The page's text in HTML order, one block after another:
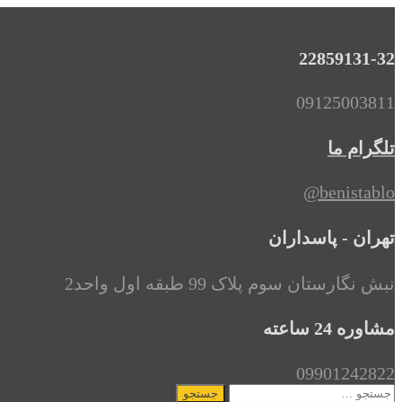
22859131-32
09125003811
تلگرام ما
benistablo@
تهران - پاسداران
نبش نگارستان سوم پلاک 99 طبقه اول واحد2
مشاوره 24 ساعته
09901242822
جستجو